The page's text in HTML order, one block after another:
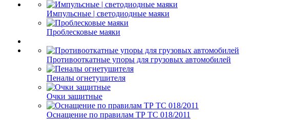
Импульсные | светодиодные маяки
Проблесковые маяки
Противооткатные упоры для грузовых автомобилей
Пеналы огнетушителя
Очки защитные
Оснащение по правилам ТР ТС 018/2011